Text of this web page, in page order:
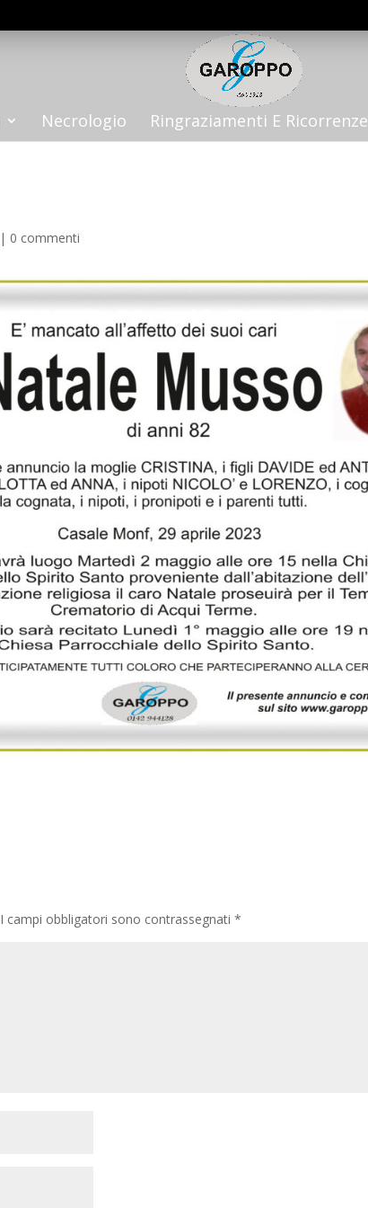
Necrologio Ringraziamenti E Ricorrenze
| 0 commenti
I campi obbligatori sono contrassegnati*